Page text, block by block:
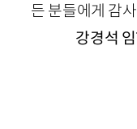
든 분들에게 감
강경석